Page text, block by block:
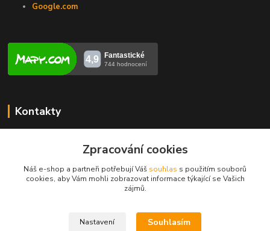
Google.com
Kontakty
+420731448913
info@opravakotlu.cz
Zpracování cookies
Náš e-shop a partneři potřebují Váš souhlas s použitím souborů
cookies, aby Vám mohli zobrazovat informace týkající se Vašich
zájmů.
Nastavení Souhlasím